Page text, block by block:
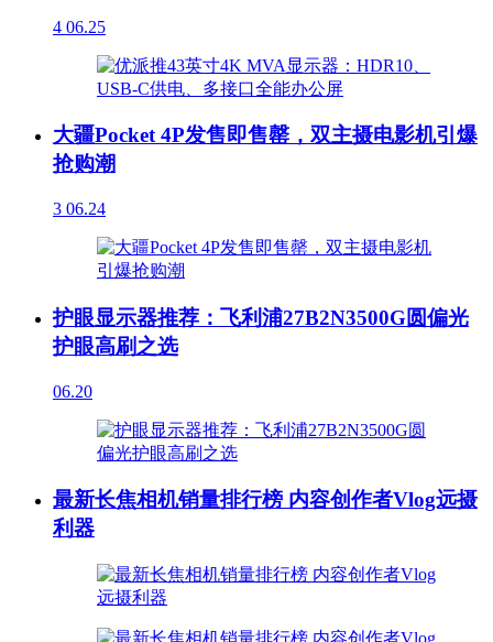
4 06.25
大疆Pocket 4P发售即售罄，双主摄电影机引爆
抢购潮
3 06.24
护眼显示器推荐：飞利浦27B2N3500G圆偏光
护眼高刷之选
06.20
最新长焦相机销量排行榜 内容创作者Vlog远摄
利器